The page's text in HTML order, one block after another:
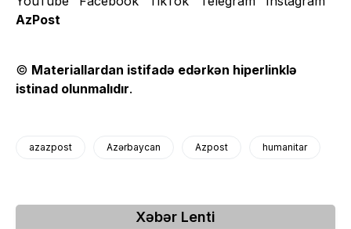
AzPost
© Materiallardan istifadə edərkən hiperlinklə
istinad olunmalıdır.
azazpost Azərbaycan Azpost humanitar
Xəbər Lenti